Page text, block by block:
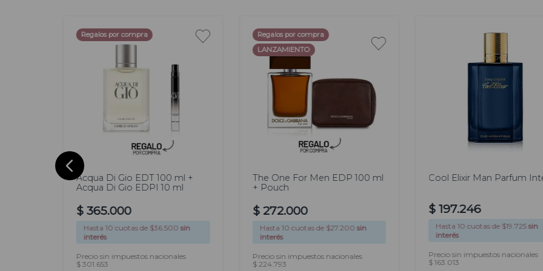
Regalos por compra
Acqua Di Gio EDT 100 ml +
Acqua Di Gio EDPI 10 ml
$ 365.000
Hasta 10 cuotas de $36.500 sin
interés
Precio sin impuestos nacionales
$ 301.653
Regalos por compra
LANZAMIENTO
The One For Men EDP 100 ml
+ Pouch
$ 272.000
Hasta 10 cuotas de $27.200 sin
interés
Precio sin impuestos nacionales
$ 224.793
Cool Elixir Man Parfum
$ 197.246
Hasta 10 cuotas de $19.725 sin
interés
Precio sin impuestos nacionales
$ 163.013